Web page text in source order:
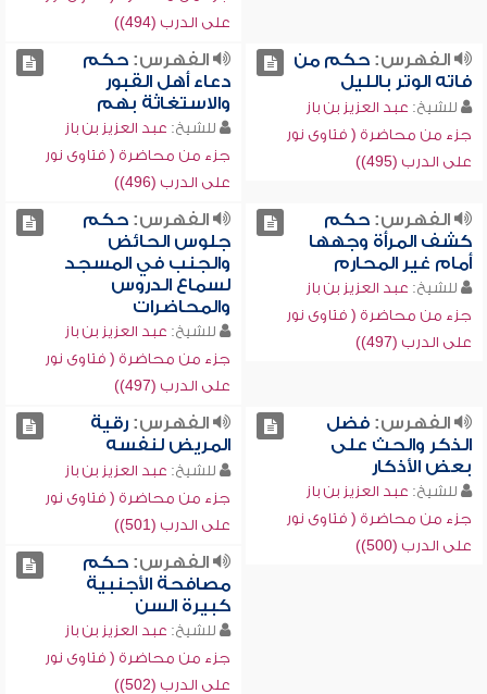
على الدرب (494))
الفهرس:حكم من
فاته الوتر بالليل
للشيخ: عبد العزيز بن باز
جزء من محاضرة ( فتاوى نور
على الدرب (495))
الفهرس:حكم
دعاء أهل القبور
والاستغاثة بهم
للشيخ: عبد العزيز بن باز
جزء من محاضرة ( فتاوى نور
على الدرب (496))
الفهرس:حكم
كشف المرأة وجهها
أمام غير المحارم
للشيخ: عبد العزيز بن باز
جزء من محاضرة ( فتاوى نور
على الدرب (497))
الفهرس:حكم
جلوس الحائض
والجنب في المسجد
لسماع الدروس
والمحاضرات
للشيخ: عبد العزيز بن باز
جزء من محاضرة ( فتاوى نور
على الدرب (497))
الفهرس:فضل
الذكر والحث على
بعض الأذكار
للشيخ: عبد العزيز بن باز
جزء من محاضرة ( فتاوى نور
على الدرب (500))
الفهرس:رقية
المريض لنفسه
للشيخ: عبد العزيز بن باز
جزء من محاضرة ( فتاوى نور
على الدرب (501))
الفهرس:حكم
مصافحة الأجنبية
كبيرة السن
للشيخ: عبد العزيز بن باز
جزء من محاضرة ( فتاوى نور
على الدرب (502))